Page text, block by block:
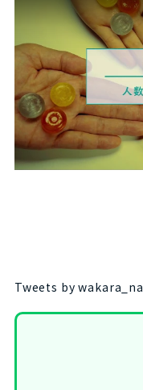
Tweets by